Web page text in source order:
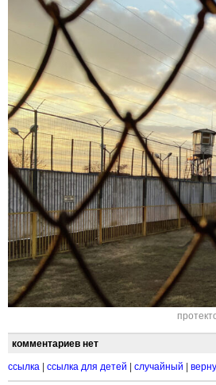
комментариев нет
ссылка ссылка для детей случайный